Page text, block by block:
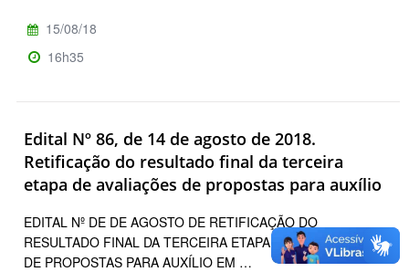
15/08/18
16h35
Edital Nº 86, de 14 de agosto de 2018.
Retificação do resultado final da terceira
etapa de avaliações de propostas para auxílio
EDITAL Nº DE DE AGOSTO DE RETIFICAÇÃO DO
RESULTADO FINAL DA TERCEIRA ETAPA DE AVALIAÇÕES
DE PROPOSTAS PARA AUXÍLIO EM …